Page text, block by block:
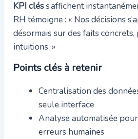
KPI cléss’affichent
RH témoigne : « Nos décisions
désormais sur des faits concrets,
intuitions. »
Points clés à retenir
Centralisation des
seule interface
Analyse automatisée
erreurs humaines